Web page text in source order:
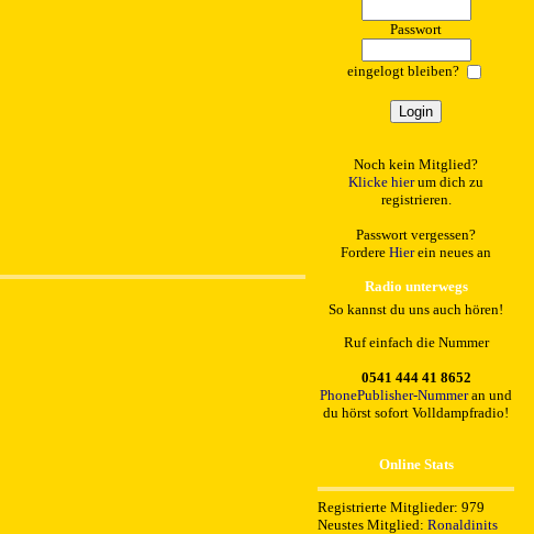
Passwort
eingelogt bleiben?
Noch kein Mitglied?
Klicke hierum dich zu
registrieren.
Passwort vergessen?
Fordere Hierein neues an
Radio unterwegs
So kannst du uns auch hören!
Ruf einfach die Nummer
0541 444 41 8652
PhonePublisher-Nummeran und
du hörst sofort Volldampfradio!
Online Stats
Registrierte Mitglieder: 979
Neustes Mitglied: Ronaldinits